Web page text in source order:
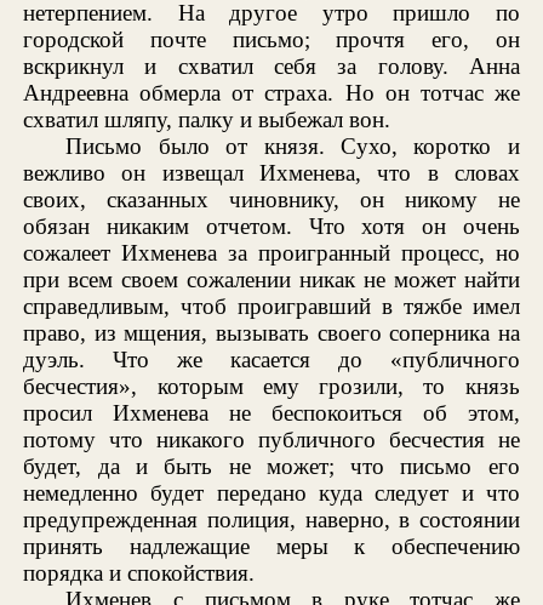
нетерпением. На другое утро пришло по
городской почте письмо; прочтя его, он
вскрикнул и схватил себя за голову. Анна
Андреевна обмерла от страха. Но он тотчас же
схватил шляпу, палку и выбежал вон.
Письмо было от князя. Сухо, коротко и
вежливо он извещал Ихменева, что в словах
своих, сказанных чиновнику, он никому не
обязан никаким отчетом. Что хотя он очень
сожалеет Ихменева за проигранный процесс, но
при всем своем сожалении никак не может найти
справедливым, чтоб проигравший в тяжбе имел
право, из мщения, вызывать своего соперника на
дуэль. Что же касается до «публичного
бесчестия», которым ему грозили, то князь
просил Ихменева не беспокоиться об этом,
потому что никакого публичного бесчестия не
будет, да и быть не может; что письмо его
немедленно будет передано куда следует и что
предупрежденная полиция, наверно, в состоянии
принять надлежащие меры к обеспечению
порядка и спокойствия.
Ихменев с письмом в руке тотчас же